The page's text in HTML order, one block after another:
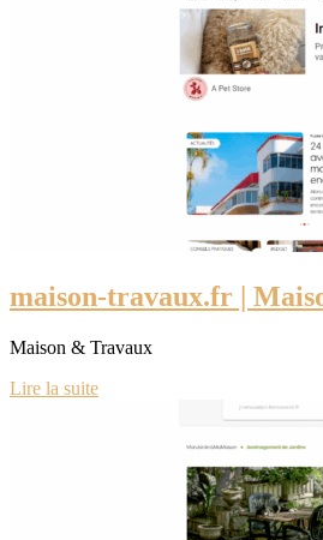
maison-travaux.fr |
Maison & Travaux
Lire la suite